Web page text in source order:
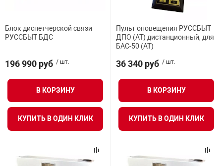
экипировка
техника
автомобили
информации
Блок диспетчерской связи
РУССБЫТ БДС
196 990 руб / шт.
В КОРЗИНУ
КУПИТЬ В ОДИН КЛИК
Пульт оповещения РУССБЫТ
ДПО (АТ) дистанционный, для
БАС-50 (АТ)
36 340 руб / шт.
В КОРЗИНУ
КУПИТЬ В ОДИН КЛИК